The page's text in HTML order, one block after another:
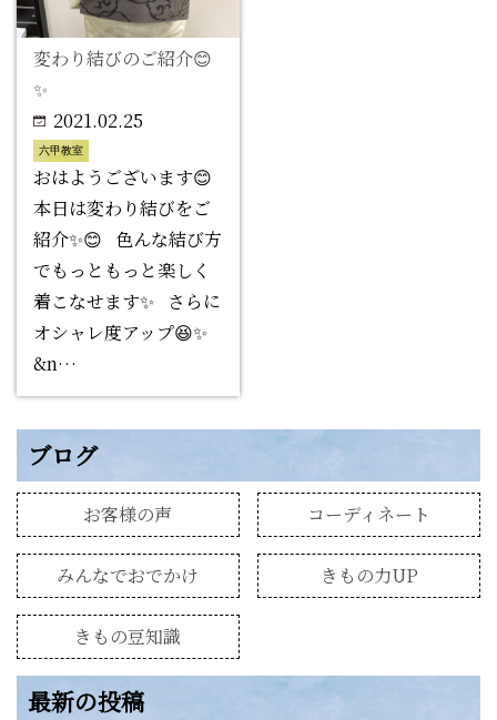
変わり結びのご紹介😊
✨
2021.02.25
六甲教室
おはようございます😊
本日は変わり結びをご
紹介✨😊 色んな結び方
でもっともっと楽しく
着こなせます✨ さらに
オシャレ度アップ😆✨
&n…
ブログ
お客様の声 コーディネート
みんなでおでかけ きもの力UP
きもの豆知識
最新の投稿